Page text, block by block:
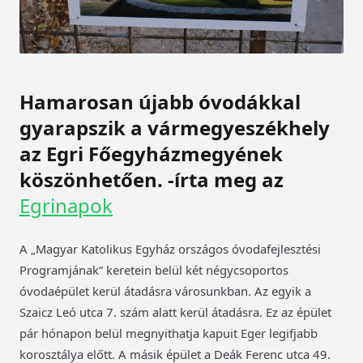
Hamarosan újabb óvodákkal
gyarapszik a vármegyeszékhely
az Egri Főegyházmegyének
köszönhetően. -írta meg az
Egrinapok
A „Magyar Katolikus Egyház országos óvodafejlesztési
Programjának” keretein belül két négycsoportos
óvodaépület kerül átadásra városunkban. Az egyik a
Szaicz Leó utca 7. szám alatt kerül átadásra. Ez az épület
pár hónapon belül megnyithatja kapuit Eger legifjabb
korosztálya előtt. A másik épület a Deák Ferenc utca 49.